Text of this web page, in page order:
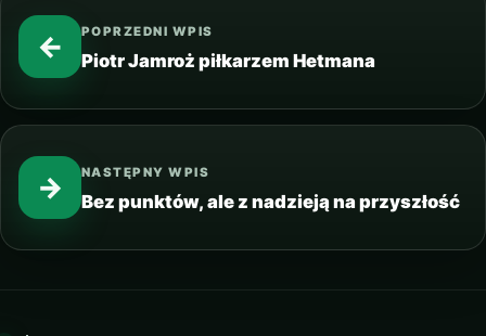
← POPRZEDNI WPIS
Piotr Jamroż piłkarzem Hetmana
NASTĘPNY WPIS
Bez punktów, ale z nadzieją na przyszłość
→